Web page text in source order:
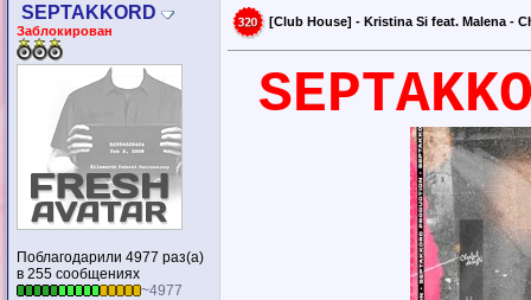
SEPTAKKORD
Заблокирован
Поблагодарили 4977 раз(а)
в 255 сообщениях
~4977
[Club House] - Kristina Si feat. Malena -